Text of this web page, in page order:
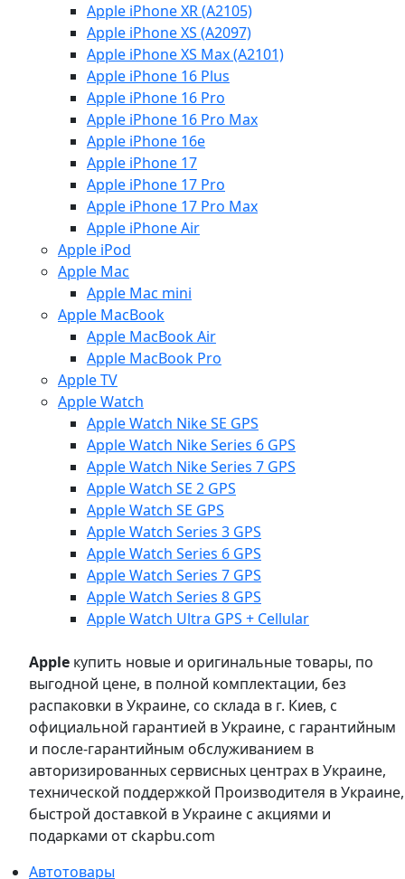
Apple iPhone XR (A2105)
Apple iPhone XS (A2097)
Apple iPhone XS Max (A2101)
Apple iPhone 16 Plus
Apple iPhone 16 Pro
Apple iPhone 16 Pro Max
Apple iPhone 16e
Apple iPhone 17
Apple iPhone 17 Pro
Apple iPhone 17 Pro Max
Apple iPhone Air
Apple iPod
Apple Mac
Apple Mac mini
Apple MacBook
Apple MacBook Air
Apple MacBook Pro
Apple TV
Apple Watch
Apple Watch Nike SE GPS
Apple Watch Nike Series 6 GPS
Apple Watch Nike Series 7 GPS
Apple Watch SE 2 GPS
Apple Watch SE GPS
Apple Watch Series 3 GPS
Apple Watch Series 6 GPS
Apple Watch Series 7 GPS
Apple Watch Series 8 GPS
Apple Watch Ultra GPS + Cellular
Apple купить новые и оригинальные товары, по
выгодной цене, в полной комплектации, без
распаковки в Украине, со склада в г. Киев, с
официальной гарантией в Украине, с гарантийным
и после-гарантийным обслуживанием в
авторизированных сервисных центрах в Украине,
технической поддержкой Производителя в Украине,
быстрой доставкой в Украине с акциями и
подарками от ckapbu.com
Автотовары